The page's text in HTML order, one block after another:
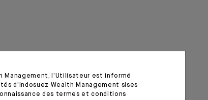
05.06.25
Management, l’Utilisateur est informé
d’Indosuez Wealth Management sises
des termes et conditions